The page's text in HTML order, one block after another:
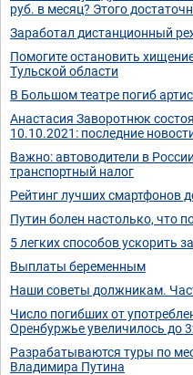
руб. в месяц? Этого
Заработал дистанционный
Помогите остановить
Тульской области
В Большом театре погиб
Анастасия Заворотнюк
10.10.2021: последние
Важно: автоводители в
транспортный налог
Рейтинг лучших смартфонов
Путин болен настолько, что
5 легких способов ускорить
Выплаты беременным
Наши советы должникам.
Число погибших от
Оренбуржье увеличилось до
Разрабатываются туры по
Владимира Путина